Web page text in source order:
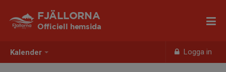
Kalender Logga in
FJÄLLORNA
Officiell hemsida